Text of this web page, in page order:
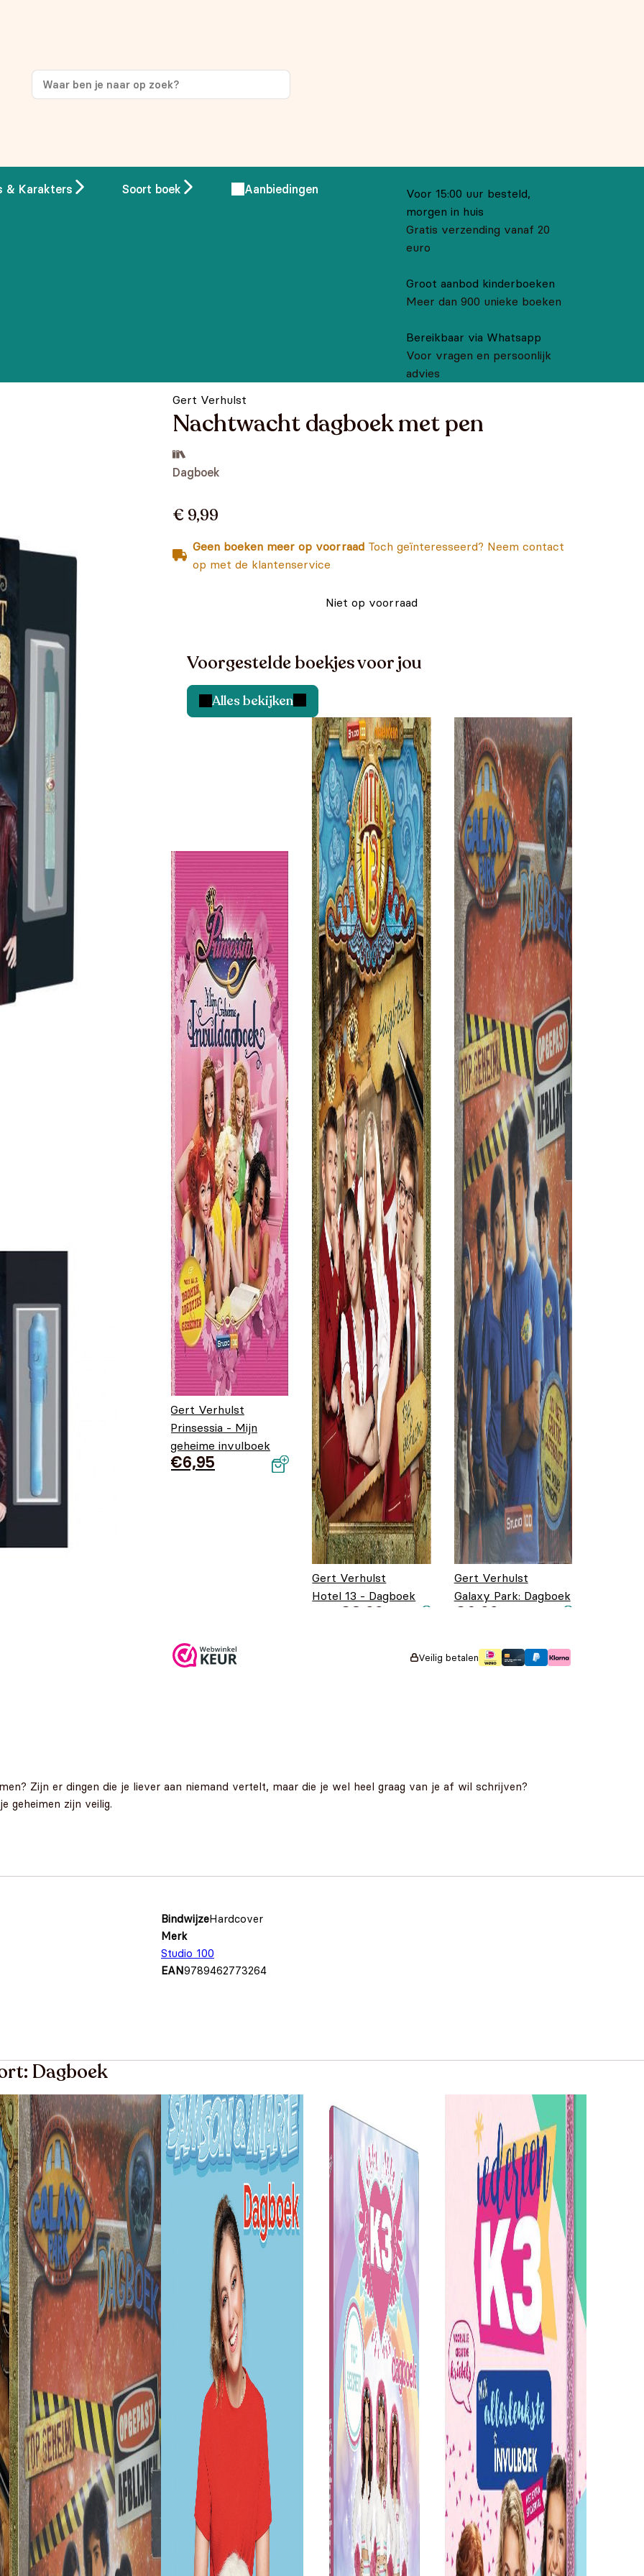
& Karakters Soort boek Aanbiedingen
Voor 15:00 uur besteld,
morgen in huis
Gratis verzending vanaf 20
euro
Groot aanbod kinderboeken
Meer dan 900 unieke boeken
Bereikbaar via Whatsapp
Voor vragen en persoonlijk
advies
Gert Verhulst
Nachtwacht dagboek met pen
Dagboek
€ 9,99
Geen boeken meer op voorraad Toch geïnteresseerd? Neem contact
op met de klantenservice
Niet op voorraad
Voorgestelde boekjes voor jou
Alles bekijken
Gert Verhulst
Prinsessia - Mijn
geheime invulboek
€6,95
Gert Verhulst
Hotel 13 - Dagboek
€ 8,99
Gert Verhulst
Galaxy Park: Dagboek
€ 6,99
Veilig betalen
Zijn er dingen die je liever aan niemand vertelt, maar die je wel heel graag van je af wil schrijven?
geheimen zijn veilig.
BindwijzeHardcover
Merk
Studio 100
EAN9789462773264
Dagboek
op je eerste aankoop!